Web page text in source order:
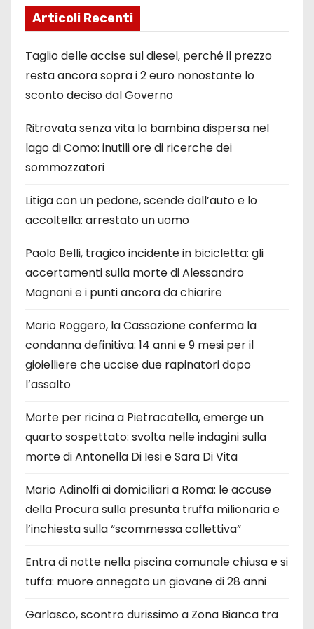
Articoli Recenti
Taglio delle accise sul diesel, perché il prezzo
resta ancora sopra i 2 euro nonostante lo
sconto deciso dal Governo
Ritrovata senza vita la bambina dispersa nel
lago di Como: inutili ore di ricerche dei
sommozzatori
Litiga con un pedone, scende dall’auto e lo
accoltella: arrestato un uomo
Paolo Belli, tragico incidente in bicicletta: gli
accertamenti sulla morte di Alessandro
Magnani e i punti ancora da chiarire
Mario Roggero, la Cassazione conferma la
condanna definitiva: 14 anni e 9 mesi per il
gioielliere che uccise due rapinatori dopo
l’assalto
Morte per ricina a Pietracatella, emerge un
quarto sospettato: svolta nelle indagini sulla
morte di Antonella Di Iesi e Sara Di Vita
Mario Adinolfi ai domiciliari a Roma: le accuse
della Procura sulla presunta truffa milionaria e
l’inchiesta sulla “scommessa collettiva”
Entra di notte nella piscina comunale chiusa e si
tuffa: muore annegato un giovane di 28 anni
Garlasco, scontro durissimo a Zona Bianca tra